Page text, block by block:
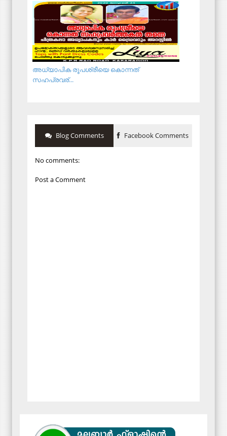
അധ്യാപിക രൂപശ്രീയെ കൊന്നത്
സഹപ്രവര്...
Blog Comments Facebook Comments
No comments:
Post a Comment